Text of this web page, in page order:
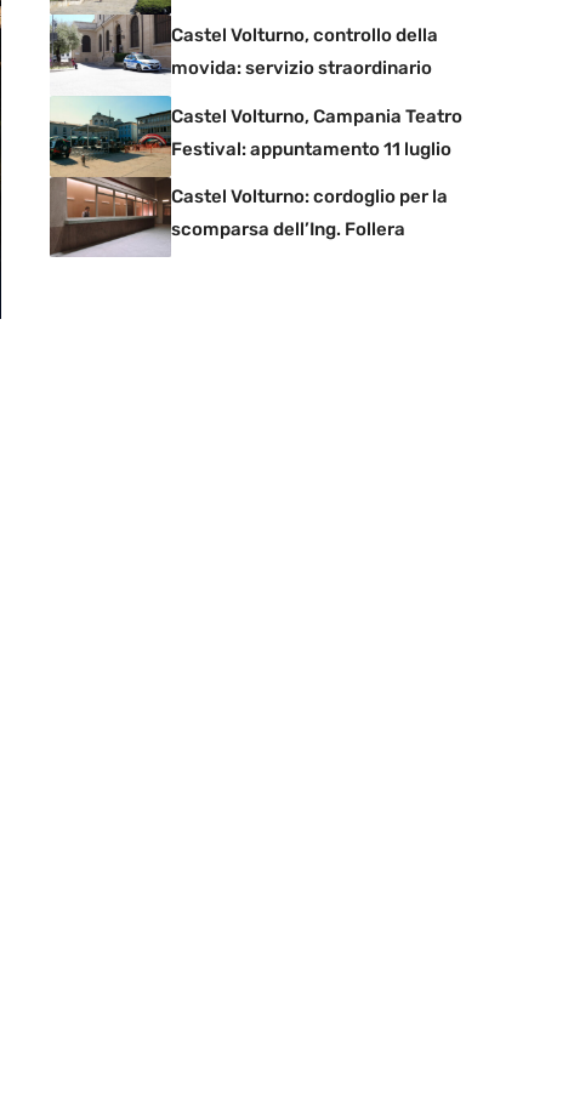
Castel Volturno, controllo della
movida: servizio straordinario
Castel Volturno, Campania Teatro
Festival: appuntamento 11 luglio
Castel Volturno: cordoglio per la
scomparsa dell’Ing. Follera